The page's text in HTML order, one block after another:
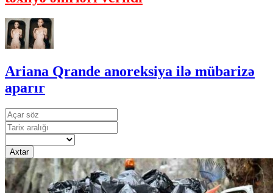
Ariana Qrande anoreksiya ilə mübarizə
aparır
Axtar